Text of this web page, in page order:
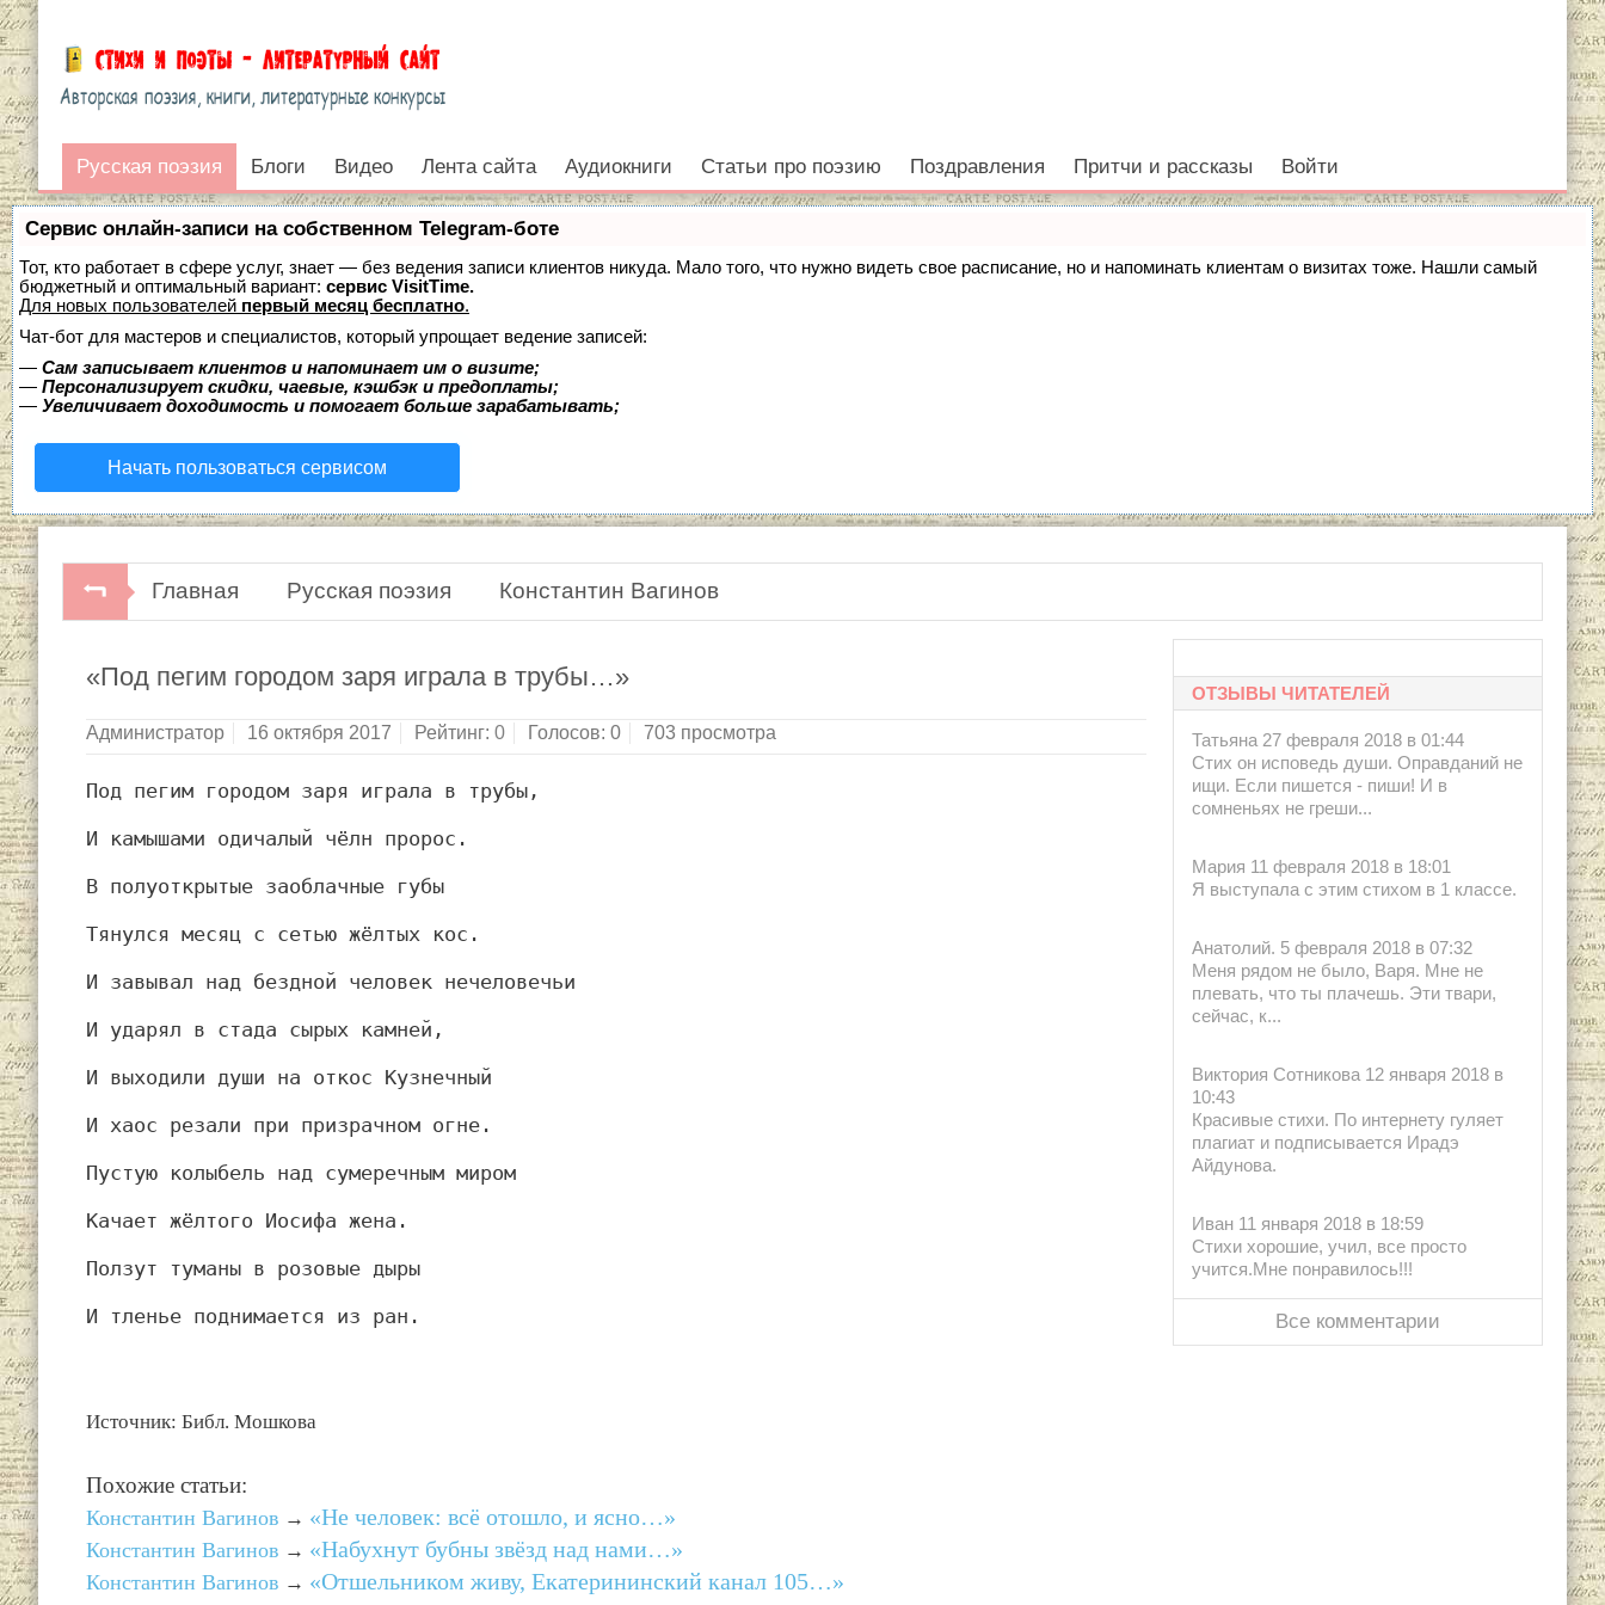
Русская поэзия
Войти
Русская поэзия Блоги Видео Лента сайта Аудиокниги Статьи про поэзию Поздравления Притчи и рассказы Войти
Сервис онлайн-записи на собственном Telegram-боте
Тот, кто работает в сфере услуг, знает — без ведения записи клиентов никуда. Мало того, что нужно видеть свое расписание, но и напоминать клиентам о визитах тоже. Нашли самый
бюджетный и оптимальный вариант: сервис VisitTime.
Для новых пользователей первый месяц бесплатно.
Чат-бот для мастеров и специалистов, который упрощает ведение записей:
— Сам записывает клиентов и напоминает им о визите;
— Персонализирует скидки, чаевые, кэшбэк и предоплаты;
— Увеличивает доходимость и помогает больше зарабатывать;
Начать пользоваться сервисом
Главная Русская поэзия Константин Вагинов
«Под пегим городом заря играла в трубы…»
Администратор 16 октября 2017 Рейтинг: 0 Голосов: 0 703 просмотра
Под пегим городом заря играла в трубы,
И камышами одичалый чёлн пророс.
В полуоткрытые заоблачные губы
Тянулся месяц с сетью жёлтых кос.
И завывал над бездной человек нечеловечьи
И ударял в стада сырых камней,
И выходили души на откос Кузнечный
И хаос резали при призрачном огне.
Пустую колыбель над сумеречным миром
Качает жёлтого Иосифа жена.
Ползут туманы в розовые дыры
И тленье поднимается из ран.
Источник: Библ. Мошкова
Похожие статьи:
Константин Вагинов → «Не человек: всё отошло, и ясно…»
Константин Вагинов → «Набухнут бубны звёзд над нами…»
Константин Вагинов → «Отшельником живу, Екатерининский канал 105…»
ОТЗЫВЫ ЧИТАТЕЛЕЙ
Татьяна 27 февраля 2018 в 01:44
Стих он исповедь души. Оправданий не
ищи. Если пишется - пиши! И в
сомненьях не греши...
Мария 11 февраля 2018 в 18:01
Я выступала с этим стихом в 1 классе.
Анатолий. 5 февраля 2018 в 07:32
Меня рядом не было, Варя. Мне не
плевать, что ты плачешь. Эти твари,
сейчас, к...
Виктория Сотникова 12 января 2018 в
10:43
Красивые стихи. По интернету гуляет
плагиат и подписывается Ирадэ
Айдунова.
Иван 11 января 2018 в 18:59
Стихи хорошие, учил, все просто
учится.Мне понравилось!!!
Все комментарии